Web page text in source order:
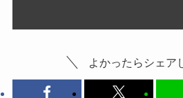
よかったらシェア